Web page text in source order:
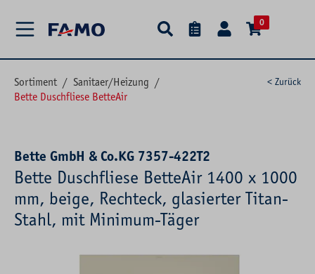
0
Sortiment / Sanitaer/Heizung /
Bette Duschfliese BetteAir
< Zurück
Bette GmbH & Co.KG 7357-422T2
Bette Duschfliese BetteAir 1400 x 1000
mm, beige, Rechteck, glasierter Titan-
Stahl, mit Minimum-Täger